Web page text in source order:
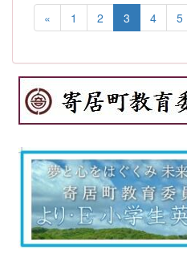
« 1 2 3 4 5